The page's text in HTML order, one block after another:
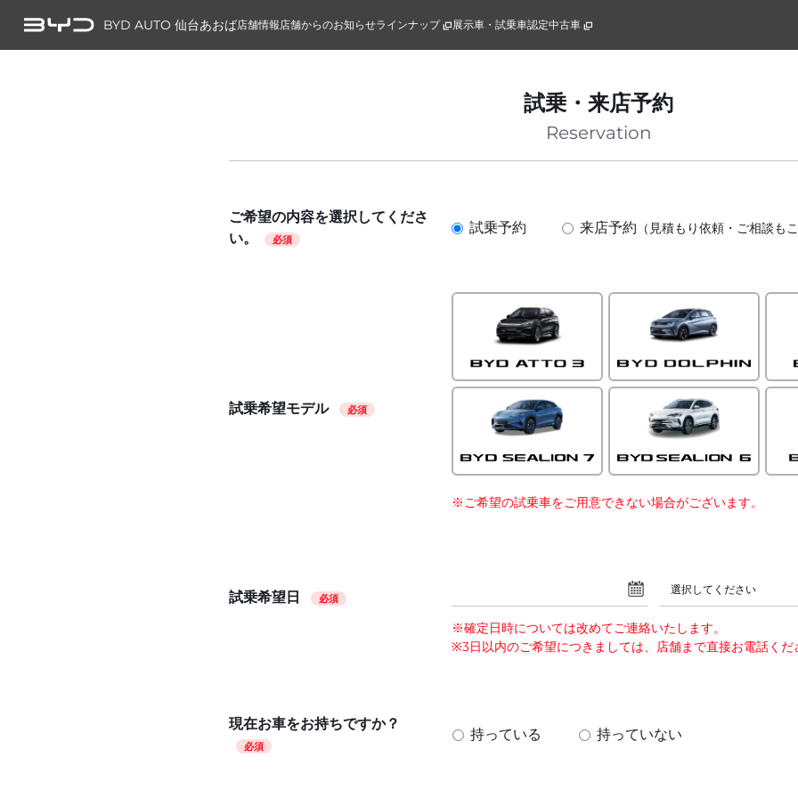
BYD AUTO 仙台あおば店舗情報店舗からのお知らせラインナップ 展示車・試乗車認定中古車
試乗・来店予約
Reservation
ご希望の内容を選択してくださ
い。
必須
試乗予約 来店予約 （見積もり依頼・ご相談も
試乗希望モデル 必須
※ご希望の試乗車をご用意できない場合がございます。
試乗希望日 必須
選択してください
※確定日時については改めてご連絡いたします。
※3日以内のご希望につきましては、店舗まで直接お電話くだ
現在お車をお持ちですか？
必須
持っている 持っていない